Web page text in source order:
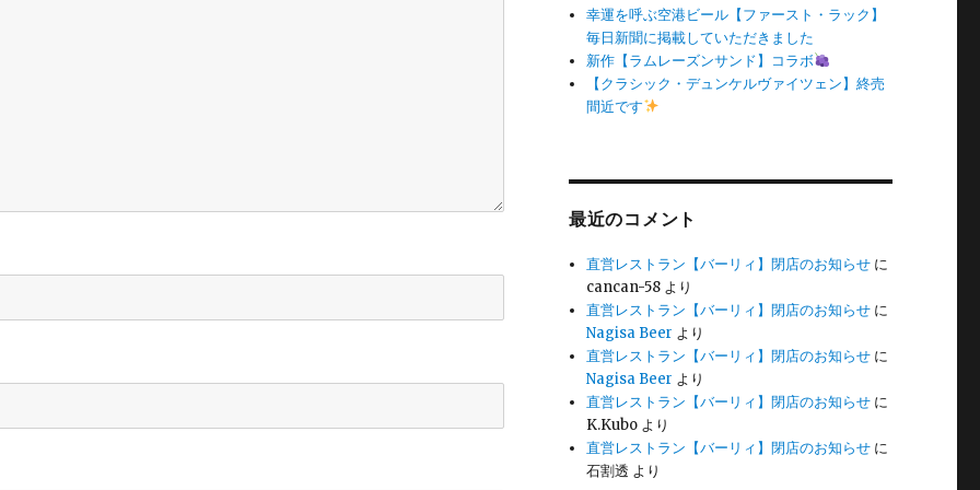
幸運を呼ぶ空港ビール【ファースト・ラック】
毎日新聞に掲載していただきました
新作【ラムレーズンサンド】コラボ
【クラシック・デュンケルヴァイツェン】終売
間近です
最近のコメント
直営レストラン【バーリィ】閉店のお知らせ に
cancan-58 より
直営レストラン【バーリィ】閉店のお知らせ に
Nagisa Beer より
直営レストラン【バーリィ】閉店のお知らせ に
Nagisa Beer より
直営レストラン【バーリィ】閉店のお知らせ に
K.Kubo より
直営レストラン【バーリィ】閉店のお知らせ に
石割透 より